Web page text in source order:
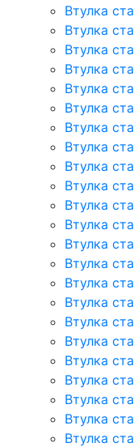
Втулка
Втулка
Втулка
Втулка
Втулка
Втулка
Втулка
Втулка
Втулка
Втулка
Втулка
Втулка
Втулка
Втулка
Втулка
Втулка
Втулка
Втулка
Втулка
Втулка
Втулка
Втулка
Втулка